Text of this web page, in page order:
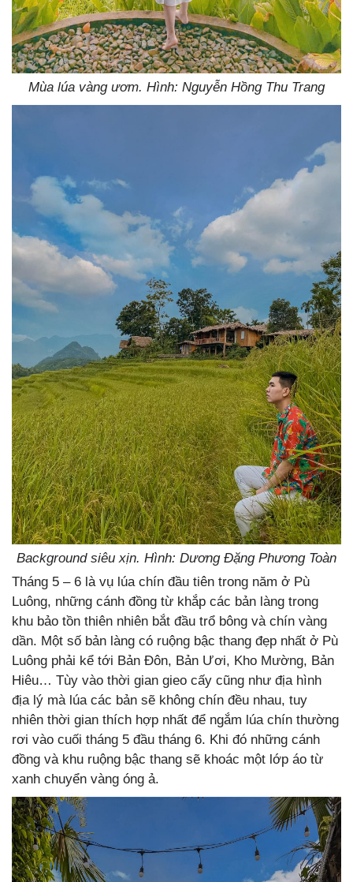
Mùa lúa vàng ươm. Hình: Nguyễn Hồng Thu Trang
Background siêu xịn. Hình: Dương Đặng Phương Toàn
Tháng 5 – 6 là vụ lúa chín đầu tiên trong năm ở Pù
Luông, những cánh đồng từ khắp các bản làng trong
khu bảo tồn thiên nhiên bắt đầu trổ bông và chín vàng
dần. Một số bản làng có ruộng bậc thang đẹp nhất ở Pù
Luông phải kể tới Bản Đôn, Bản Ươi, Kho Mường, Bản
Hiêu… Tùy vào thời gian gieo cấy cũng như địa hình
địa lý mà lúa các bản sẽ không chín đều nhau, tuy
nhiên thời gian thích hợp nhất để ngắm lúa chín thường
rơi vào cuối tháng 5 đầu tháng 6. Khi đó những cánh
đồng và khu ruộng bậc thang sẽ khoác một lớp áo từ
xanh chuyển vàng óng ả.